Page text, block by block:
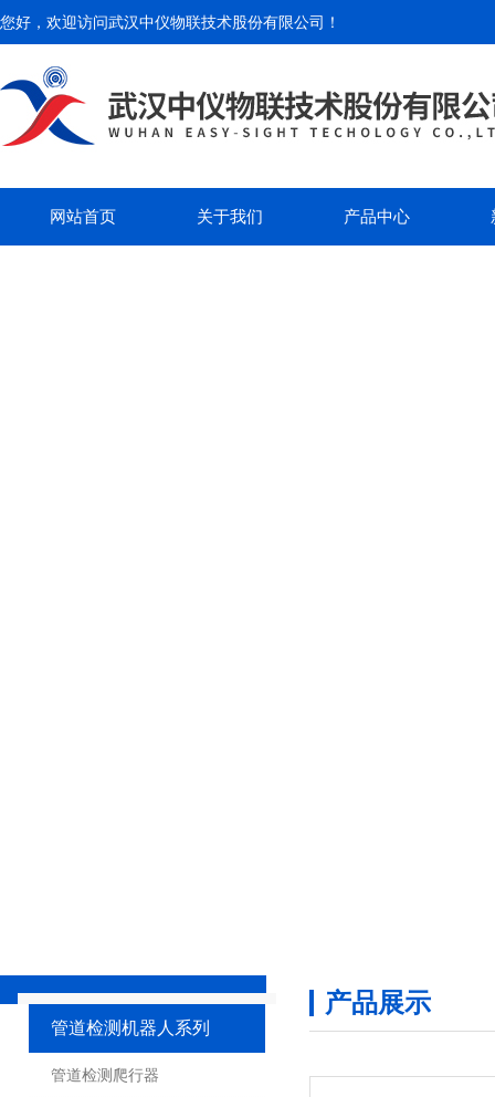
您好，欢迎访问武汉中仪物联技术股份有限公司 ！
网站首页 关于我们 产品中心
管道检测机器人系列
管道检测爬行器
产品展示